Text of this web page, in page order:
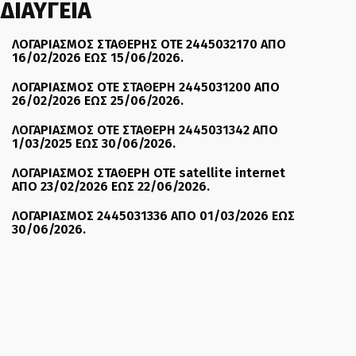
ΔΙΑΥΓΕΙΑ
ΛΟΓΑΡΙΑΣΜΟΣ ΣΤΑΘΕΡΗΣ ΟΤΕ 2445032170 ΑΠΟ
16/02/2026 ΕΩΣ 15/06/2026.
ΛΟΓΑΡΙΑΣΜΟΣ ΟΤΕ ΣΤΑΘΕΡΗ 2445031200 ΑΠΟ
26/02/2026 ΕΩΣ 25/06/2026.
ΛΟΓΑΡΙΑΣΜΟΣ ΟΤΕ ΣΤΑΘΕΡΗ 2445031342 ΑΠΟ
1/03/2025 ΕΩΣ 30/06/2026.
ΛΟΓΑΡΙΑΣΜΟΣ ΣΤΑΘΕΡΗ ΟΤΕ satellite internet
ΑΠΟ 23/02/2026 ΕΩΣ 22/06/2026.
ΛΟΓΑΡΙΑΣΜΟΣ 2445031336 ΑΠΟ 01/03/2026 ΕΩΣ
30/06/2026.